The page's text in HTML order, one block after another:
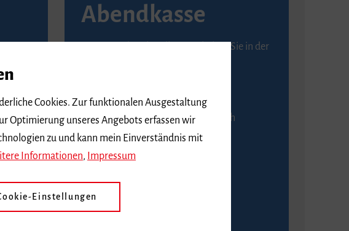
sind
Abendkasse
Karten an der Abendkasse erhalten Sie in der
An der Abendkasse ist ausschließlich
Barzahlung möglich.
Anfahrt
Cookies. Zur funktionalen Ausgestaltung
Optimierung unseres Angebots erfassen wir
zu und kann mein Einverständnis mit
Informationen, Impressum
Einstellungen